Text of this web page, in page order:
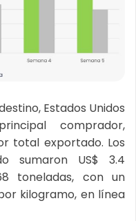
Estados Unidos
comprador,
total exportado. Los
sumaron US$ 3.4
toneladas, con un
kilogramo, en línea